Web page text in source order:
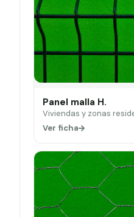
Panel malla H.
Viviendas y zonas
Ver ficha